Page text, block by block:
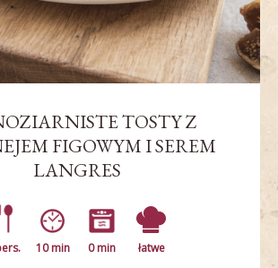
TOSTY Z
FIGOWYM I SEREM
LANGRES
10 min 0 min łatwe